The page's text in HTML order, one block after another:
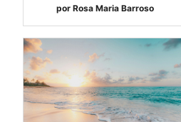
por Rosa Maria Barroso